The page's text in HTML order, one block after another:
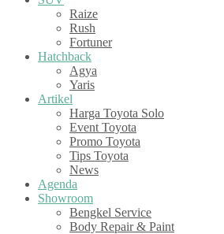
Raize
Rush
Fortuner
Hatchback
Agya
Yaris
Artikel
Harga Toyota Solo
Event Toyota
Promo Toyota
Tips Toyota
News
Agenda
Showroom
Bengkel Service
Body Repair & Paint